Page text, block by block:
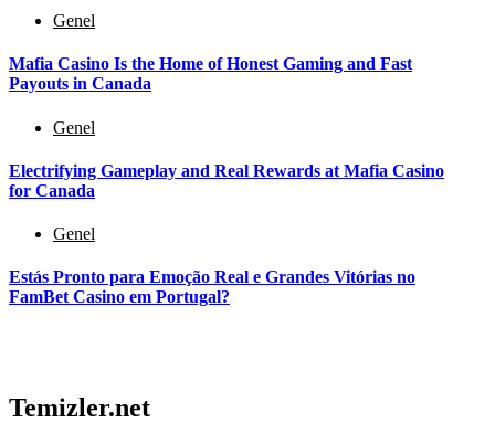
Genel
Mafia Casino Is the Home of Honest Gaming and Fast
Payouts in Canada
Genel
Electrifying Gameplay and Real Rewards at Mafia Casino
for Canada
Genel
Estás Pronto para Emoção Real e Grandes Vitórias no
FamBet Casino em Portugal?
Temizler.net